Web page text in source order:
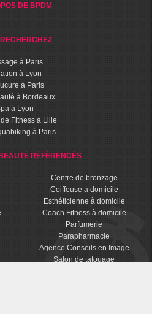
DE BPDM
à Paris
à Lyon
à Paris
à Bordeaux
à Lyon
Fitness à Lille
à Paris
RÉFÉRENCÉS
Centre de bronzage
Coiffeuse à domicile
Esthéticienne à domicile
Coach Fitness à domicile
Parfumerie
Parapharmacie
Agence Conseils en Image
Salon de tatouage